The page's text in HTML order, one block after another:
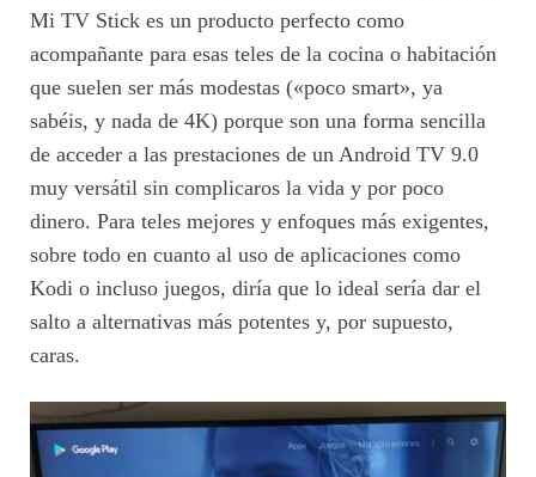
Mi TV Stick es un producto perfecto como
acompañante para esas teles de la cocina o habitación
que suelen ser más modestas («poco smart», ya
sabéis, y nada de 4K) porque son una forma sencilla
de acceder a las prestaciones de un Android TV 9.0
muy versátil sin complicaros la vida y por poco
dinero. Para teles mejores y enfoques más exigentes,
sobre todo en cuanto al uso de aplicaciones como
Kodi o incluso juegos, diría que lo ideal sería dar el
salto a alternativas más potentes y, por supuesto,
caras.